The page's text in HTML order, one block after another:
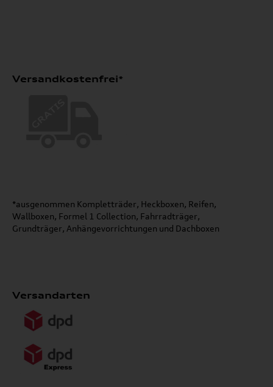
Versandkostenfrei*
*ausgenommen Kompletträder, Heckboxen, Reifen,
Wallboxen, Formel 1 Collection, Fahrradträger,
Grundträger, Anhängevorrichtungen und Dachboxen
Versandarten